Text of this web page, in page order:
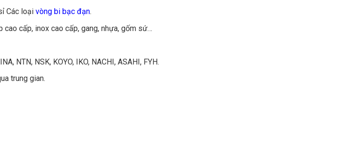
Các loại vòng bi bạc đạn.
cao cấp, inox cao cấp, gang, nhựa, gốm sứ…
NTN, NSK, KOYO, IKO, NACHI, ASAHI, FYH.
trung gian.